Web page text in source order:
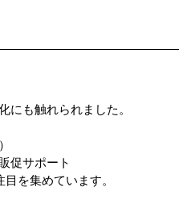
にも触れられました。
促サポート
を集めています。